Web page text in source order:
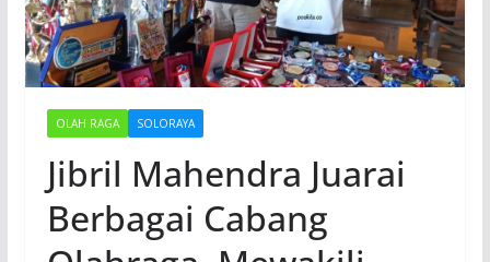
OLAH RAGA SOLORAYA
Jibril Mahendra Juarai
Berbagai Cabang